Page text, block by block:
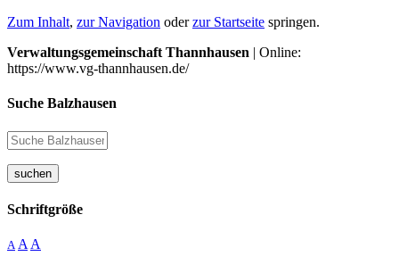
Zum Inhalt, zur Navigation oderzur Startseite springen.
Verwaltungsgemeinschaft Thannhausen | Online:
https://www.vg-thannhausen.de/
Suche Balzhausen
suchen
Schriftgröße
A A A